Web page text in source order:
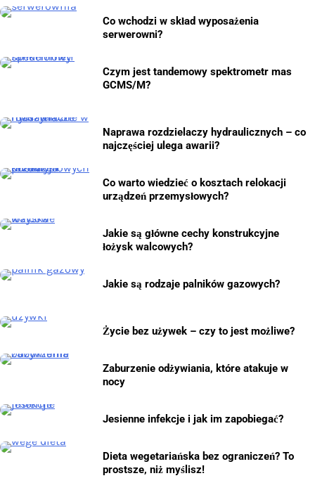
Co wchodzi w skład wyposażenia
serwerowni?
Czym jest tandemowy spektrometr mas
GCMS/M?
Naprawa rozdzielaczy hydraulicznych – co
najczęściej ulega awarii?
Co warto wiedzieć o kosztach relokacji
urządzeń przemysłowych?
Jakie są główne cechy konstrukcyjne
łożysk walcowych?
Jakie są rodzaje palników gazowych?
Życie bez używek – czy to jest możliwe?
Zaburzenie odżywiania, które atakuje w
nocy
Jesienne infekcje i jak im zapobiegać?
Dieta wegetariańska bez ograniczeń? To
prostsze, niż myślisz!